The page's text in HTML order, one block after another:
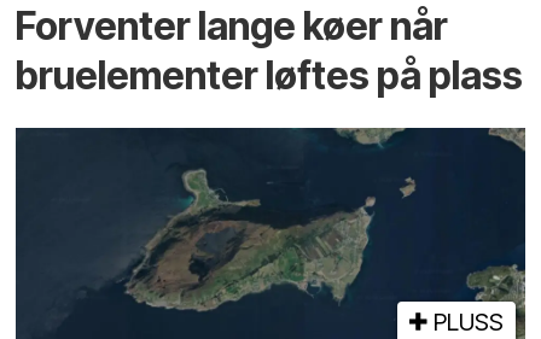
Forventer lange køer når
bru­elementer løftes på plass
PLUSS